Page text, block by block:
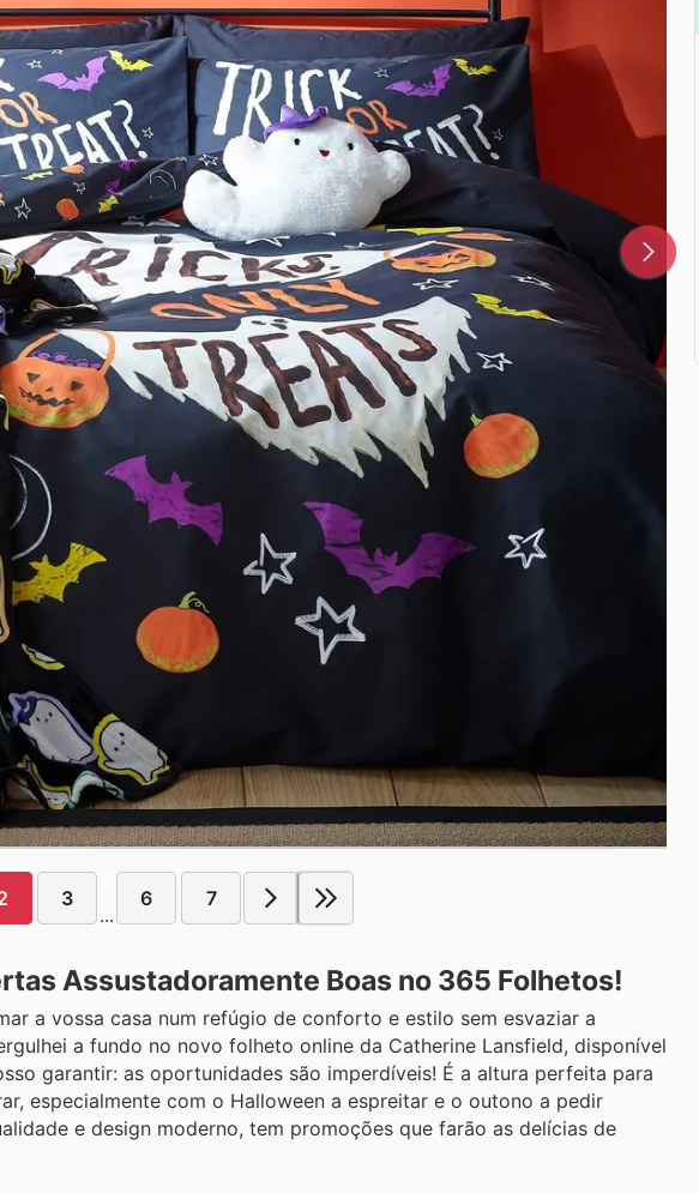
3
...
6 7
Assustadoramente Boas no 365 Folhetos!
a vossa casa num refúgio de conforto e estilo sem esvaziar a
a fundo no novo folheto online da Catherine Lansfield, disponível
garantir: as oportunidades são imperdíveis! É a altura perfeita para
especialmente com o Halloween a espreitar e o outono a pedir
e design moderno, tem promoções que farão as delícias de